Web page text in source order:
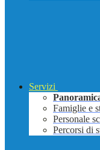
Servizi
Famiglie e
Personale
Percorsi di